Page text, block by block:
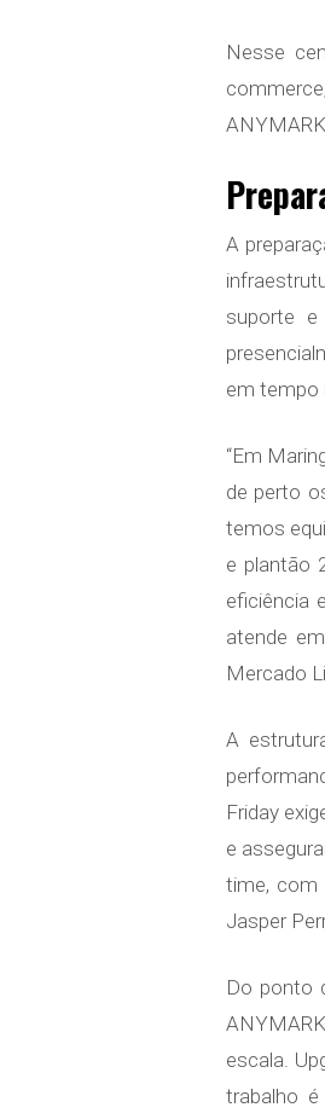
Nesse
A
suporte e
em tempo
“Em
de perto
temos
e plantão
eficiência
atende
Mercado
A
Friday
e
time, com
Jasper
Do ponto
escala.
trabalho